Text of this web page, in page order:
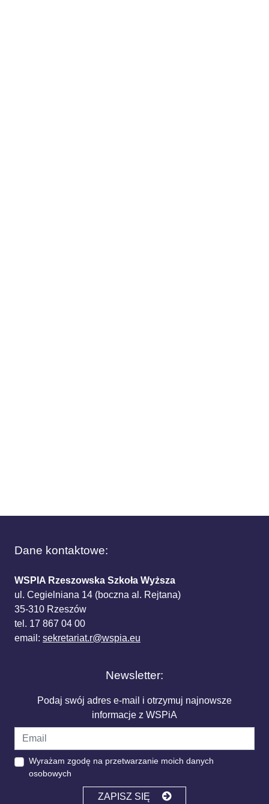
Dane kontaktowe:
WSPIA Rzeszowska Szkoła Wyższa
ul. Cegielniana 14 (boczna al. Rejtana)
35-310 Rzeszów
tel. 17 867 04 00
email: sekretariat.r@wspia.eu
Newsletter:
Podaj swój adres e-mail i otrzymuj najnowsze
informacje z WSPiA
Wyrażam zgodę na przetwarzanie moich danych
osobowych
ZAPISZ SIĘ